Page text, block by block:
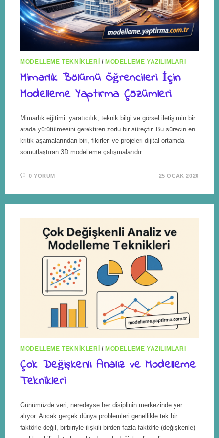
MODELLEME TEKNIKLERI / MODELLEME YAZILIMLARI
Mimarlık Bölümü Öğrencileri İçin
Modelleme Yaptırma Çözümleri
Mimarlık eğitimi, yaratıcılık, teknik bilgi ve görsel iletişimin bir
arada yürütülmesini gerektiren zorlu bir süreçtir. Bu sürecin en
kritik aşamalarından biri, fikirleri ve projeleri dijital ortamda
somutlaştıran 3D modelleme çalışmalarıdır.…
0 YORUM 25 OCAK 2026
MODELLEME TEKNIKLERI /MODELLEME YAZILIMLARI
Çok Değişkenli Analiz ve Modelleme
Teknikleri
Günümüzde veri, neredeyse her disiplinin merkezinde yer
alıyor. Ancak gerçek dünya problemleri genellikle tek bir
faktörle değil, birbiriyle ilişkili birden fazla faktörle (değişkenle)